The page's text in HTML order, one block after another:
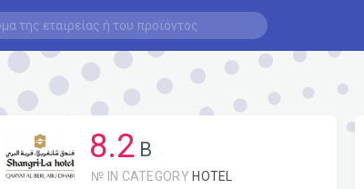
8.2 B
№ IN CATEGORY HOTEL